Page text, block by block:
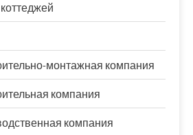
монтажная компания
компания
компания